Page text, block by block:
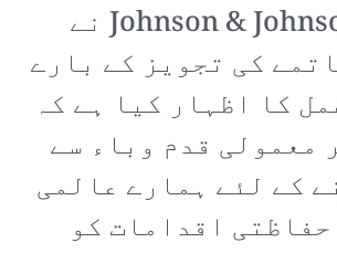
اس دوران Johnson & Johnson نے
کی تجویز کے بارے
کا اظہار کیا ہے کہ
معمولی قدم وباء سے
کے لئے ہمارے عالمی
اقدامات کو